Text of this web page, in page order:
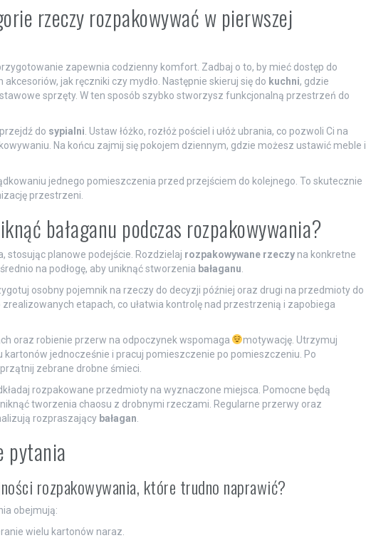
rzeczy rozpakowywać w pierwszej
zapewnia codzienny komfort. Zadbaj o to, by mieć dostęp do
jak ręczniki czy mydło. Następnie skieruj się do kuchni, gdzie
sprzęty. W ten sposób szybko stworzysz funkcjonalną przestrzeń do
do sypialni . Ustaw łóżko, rozłóż pościel i ułóż ubrania, co pozwoli Ci na
Na końcu zajmij się pokojem dziennym, gdzie możesz ustawić meble i
jednego pomieszczenia przed przejściem do kolejnego. To skutecznie
przestrzeni.
bałaganu podczas rozpakowywania?
stosując planowe podejście. Rozdzielaj rozpakowywane rzeczyna konkretne
na podłogę, aby uniknąć stworzenia bałaganu
osobny pojemnik na rzeczy do decyzji później oraz drugi na przedmioty do
etapach, co ułatwia kontrolę nad przestrzenią i zapobiega
oraz robienie przerw na odpoczynek wspomaga
motywację. Utrzymuj
jednocześnie i pracuj pomieszczenie po pomieszczeniu. Po
zebrane drobne śmieci.
rozpakowane przedmioty na wyznaczone miejsca. Pomocne będą
tworzenia chaosu z drobnymi rzeczami. Regularne przerwy oraz
rozpraszający bałagan
pytania
rozpakowywania, które trudno naprawić?
obejmują:
wielu kartonów naraz.